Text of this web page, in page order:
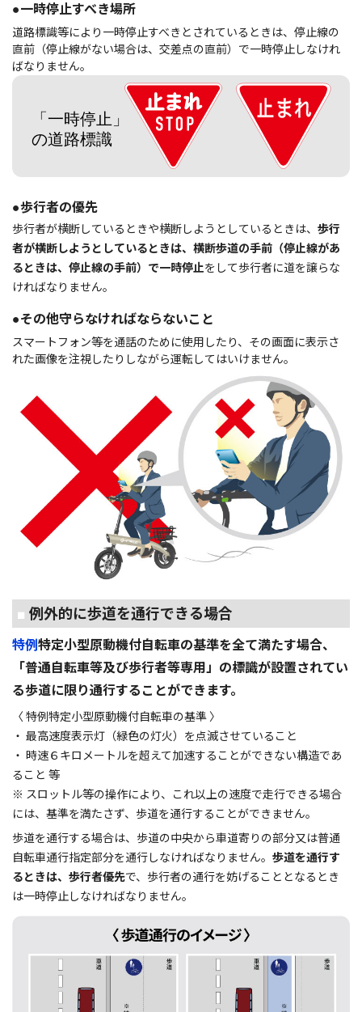
●一時停止すべき場所
道路標識等により一時停止すべきとされているときは、停止線の
直前（停止線がない場合は、交差点の直前）で一時停止しなけれ
ばなりません。
●歩行者の優先
歩行者が横断しているときや横断しようとしているときは、 歩行
者が横断しようとしているときは、横断歩道の手前（停止線があ
るときは、停止線の手前）で一時停止をして歩行者に道を譲らな
ければなりません。
●その他守らなければならないこと
スマートフォン等を通話のために使用したり、その画面に表示さ
れた画像を注視したりしながら運転してはいけません。
■ 例外的に歩道を通行できる場合
特例特定小型原動機付自転車の基準を全て満たす場合、
「普通自転車等及び歩行者等専用」の標識が設置されてい
る歩道に限り通行することができます。
〈 特例特定小型原動機付自転車の基準 〉
・ 最高速度表示灯（緑色の灯火）を点滅させていること
・ 時速６キロメートルを超えて加速することができない構造であ
ること 等
※ スロットル等の操作により、これ以上の速度で走行できる場合
には、基準を満たさず、歩道を通行することができません。
歩道を通行する場合は、歩道の中央から車道寄りの部分又は普通
自転車通行指定部分を通行しなければなりません。 歩道を通行す
るときは、歩行者優先で、歩行者の通行を妨げることとなるとき
は一時停止しなければなりません。